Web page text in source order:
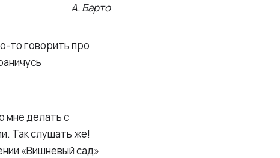
А. Барто
то говорить про
мне делать с
Так слушать же!
«Вишневый сад»